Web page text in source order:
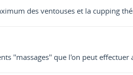
des ventouses et la cupping
''massages'' que l'on peut effectuer